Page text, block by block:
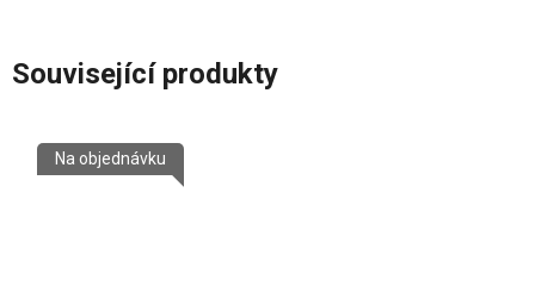
Související produkty
Na objednávku